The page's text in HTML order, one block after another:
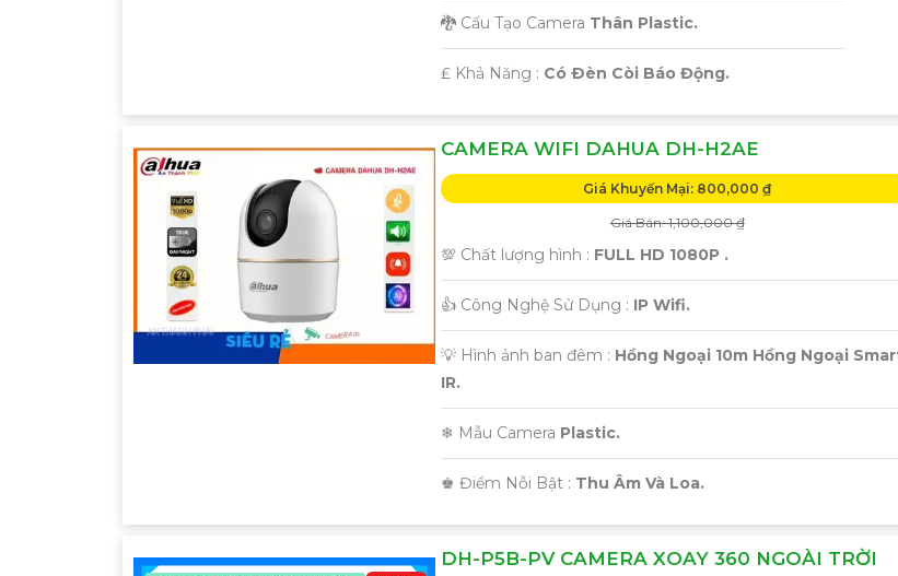
🐉️ Cấu Tạo Camera Thân Plastic.
️₤ Khả Năng : Có Ðèn Còi Báo Động.
CAMERA WIFI DAHUA DH-H2AE
Giá Khuyến Mại: 800,000 ₫
Giá Bán: 1,100,000 ₫
💯 Chất lượng hình : FULL HD 1080P .
👍 Công Nghệ Sử Dụng : IP Wifi.
💡 Hình ảnh ban đêm : Hồng Ngoại 10m Hồng Ngoại
IR.
❄ Mẫu Camera Plastic.
️♚ Điểm Nỗi Bật : Thu Âm Và Loa.
DH-P5B-PV CAMERA XOAY 360 NGOÀI TRỜI